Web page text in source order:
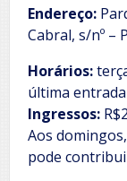
Endereço:
Cabral, s/nº –
Horários:
última
Ingressos:
Aos
pode